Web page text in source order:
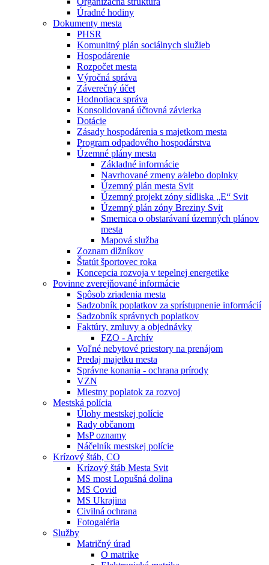
Úradné hodiny
Dokumenty mesta
PHSR
Komunitný plán sociálnych služieb
Hospodárenie
Rozpočet mesta
Výročná správa
Záverečný účet
Hodnotiaca správa
Konsolidovaná účtovná závierka
Dotácie
Zásady hospodárenia s majetkom mesta
Program odpadového hospodárstva
Územné plány mesta
Základné informácie
Navrhované zmeny a⁄alebo doplnky
Územný plán mesta Svit
Územný projekt zóny sídliska „E“ Svit
Územný plán zóny Breziny Svit
Smernica o obstarávaní územných plánov
mesta
Mapová služba
Zoznam dlžníkov
Štatút športovec roka
Koncepcia rozvoja v tepelnej energetike
Povinne zverejňované informácie
Spôsob zriadenia mesta
Sadzobník poplatkov za sprístupnenie informácií
Sadzobník správnych poplatkov
Faktúry, zmluvy a objednávky
FZO - Archív
Voľné nebytové priestory na prenájom
Predaj majetku mesta
Správne konania - ochrana prírody
VZN
Miestny poplatok za rozvoj
Mestská polícia
Úlohy mestskej polície
Rady občanom
MsP oznamy
Náčelník mestskej polície
Krízový štáb, CO
Krízový štáb Mesta Svit
MS most Lopušná dolina
MS Covid
MS Ukrajina
Civilná ochrana
Fotogaléria
Služby
Matričný úrad
O matrike